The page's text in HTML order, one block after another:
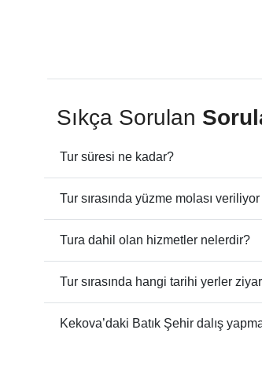
Sıkça Sorulan
Tur süresi ne kadar?
Tur sırasında yüzme molası
Tura dahil olan hizmetler nelerdir?
Tur sırasında hangi tarihi yerler
Kekova’daki Batık Şehir dalış